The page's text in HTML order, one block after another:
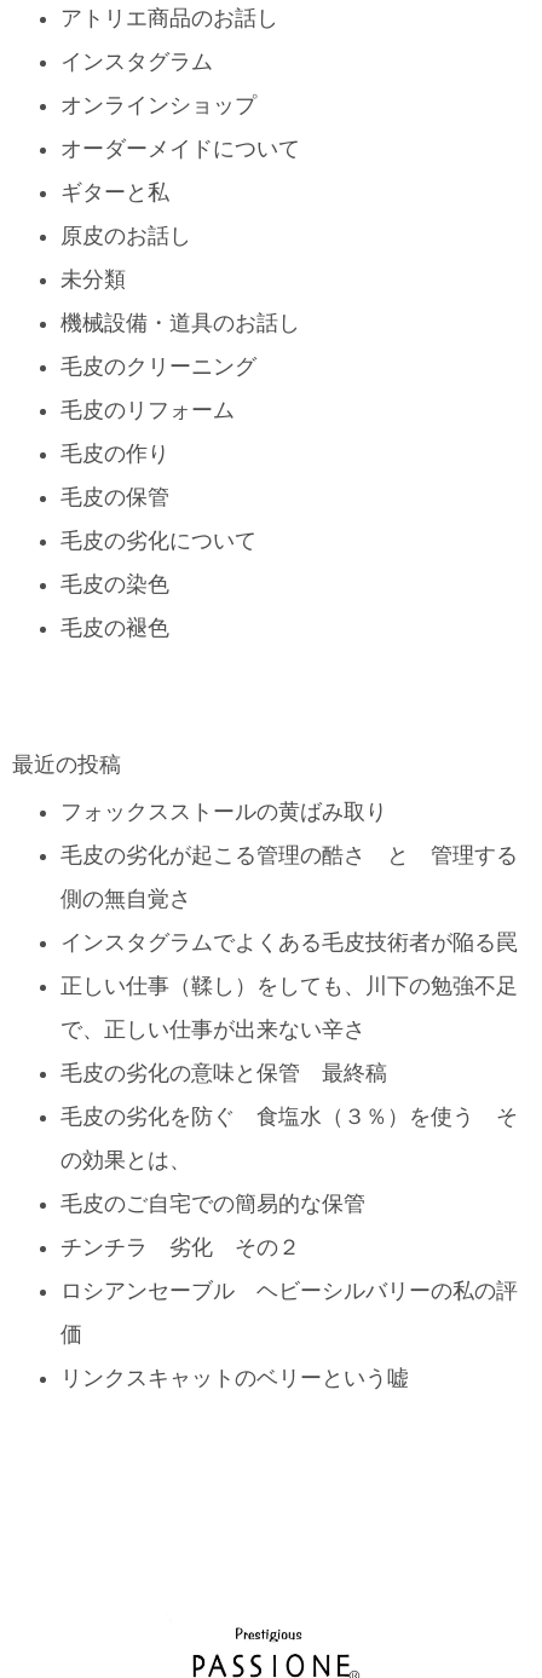
アトリエ商品のお話し
インスタグラム
オンラインショップ
オーダーメイドについて
ギターと私
原皮のお話し
未分類
機械設備・道具のお話し
毛皮のクリーニング
毛皮のリフォーム
毛皮の作り
毛皮の保管
毛皮の劣化について
毛皮の染色
毛皮の褪色
最近の投稿
フォックスストールの黄ばみ取り
毛皮の劣化が起こる管理の酷さ と 管理する
側の無自覚さ
インスタグラムでよくある毛皮技術者が陥る罠
正しい仕事（鞣し）をしても、川下の勉強不足
で、正しい仕事が出来ない辛さ
毛皮の劣化の意味と保管 最終稿
毛皮の劣化を防ぐ 食塩水（３％）を使う そ
の効果とは、
毛皮のご自宅での簡易的な保管
チンチラ 劣化 その２
ロシアンセーブル ヘビーシルバリーの私の評
価
リンクスキャットのベリーという嘘